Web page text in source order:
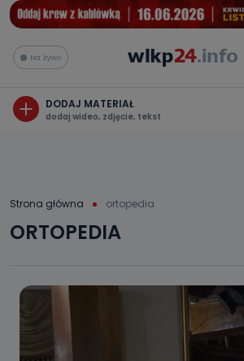
Na żywo
DODAJ MATERIAŁ
dodaj wideo, zdjęcie, tekst
Strona główna ortopedia
ORTOPEDIA